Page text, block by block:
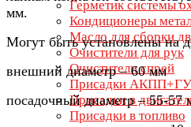
Герметик системы
Кондиционеры
Масло для сборки
Очистители для рук
Очистители спрей
Присадки
Присадки в
Присадки в топливо
мм.
Могут быть установлены на
внешний диаметр – 60 мм
посадочный диаметр – 55-57